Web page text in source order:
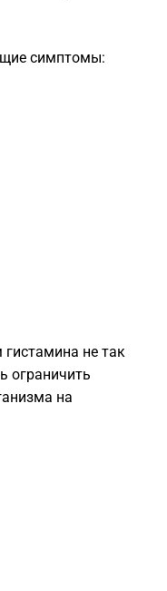
симптомы:
не так
ограничить
на